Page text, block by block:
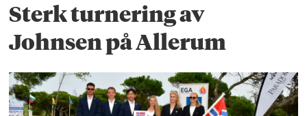
Sterk turnering av
Johnsen på Allerum